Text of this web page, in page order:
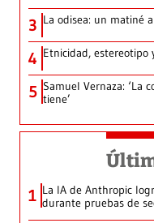
3 La odisea: un matiné
4 Etnicidad, estereotipo
5 Samuel Vernaza: ‘La
tiene’
1 La IA de Anthropic
durante pruebas de